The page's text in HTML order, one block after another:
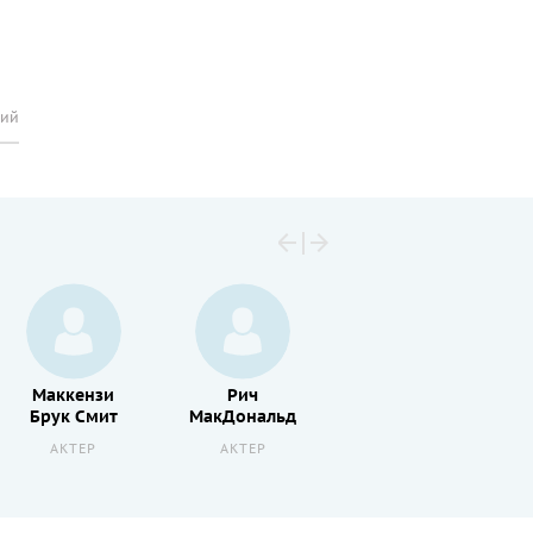
Маккензи
Брук Смит
АКТЕР
Рич
МакДональд
АКТЕР